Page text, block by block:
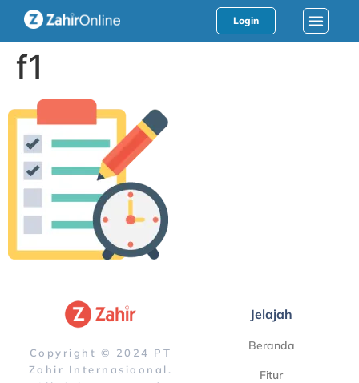
Login
f1
Copyright © 2024 PT
Zahir Internasiaonal.
Jelajah
Beranda
Fitur